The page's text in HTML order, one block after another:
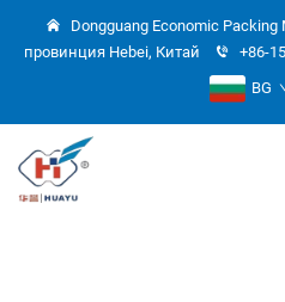
Dongguang Economic Packing
провинция Hebei, Китай
+86-
BG